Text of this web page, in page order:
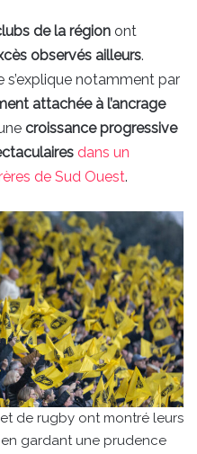
de la région ont
observés ailleurs.
notamment par
attachée à l’ancrage
croissance progressive
dans un
de Sud Ouest.
de rugby ont montré leurs
gardant une prudence